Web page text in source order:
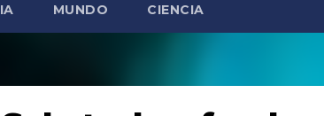
IA MUNDO CIENCIA